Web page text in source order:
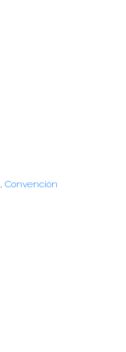
Convención